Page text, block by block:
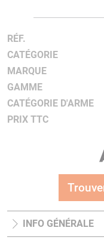
RÉF.
CATÉGORIE
MARQUE
GAMME
CATÉGORIE D'ARME
PRIX TTC
INFO GÉNÉRALE